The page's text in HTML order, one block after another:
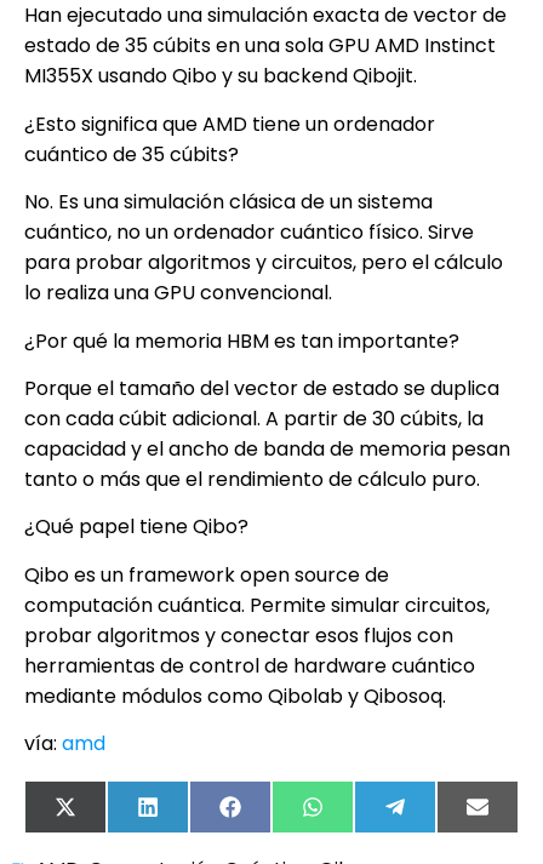
Han ejecutado una simulación exacta de vector de
estado de 35 cúbits en una sola GPU AMD Instinct
MI355X usando Qibo y su backend Qibojit.
¿Esto significa que AMD tiene un ordenador
cuántico de 35 cúbits?
No. Es una simulación clásica de un sistema
cuántico, no un ordenador cuántico físico. Sirve
para probar algoritmos y circuitos, pero el cálculo
lo realiza una GPU convencional.
¿Por qué la memoria HBM es tan importante?
Porque el tamaño del vector de estado se duplica
con cada cúbit adicional. A partir de 30 cúbits, la
capacidad y el ancho de banda de memoria pesan
tanto o más que el rendimiento de cálculo puro.
¿Qué papel tiene Qibo?
Qibo es un framework open source de
computación cuántica. Permite simular circuitos,
probar algoritmos y conectar esos flujos con
herramientas de control de hardware cuántico
mediante módulos como Qibolab y Qibosoq.
vía: amd
X
(Twitter)
LinkedIn FacebookWhatsApp TelegramEmail